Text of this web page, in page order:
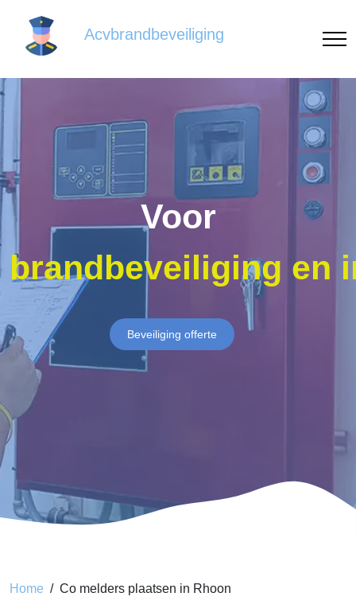
Acvbrandbeveiliging
Voor
brandbeveiliging en
Beveiliging offerte
Home Co melders plaatsen in Rhoon